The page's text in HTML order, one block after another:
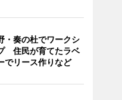
・奏の杜でワークシ
住民が育てたラベ
でリース作りなど